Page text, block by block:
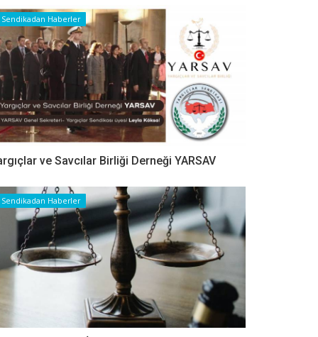
Sendikadan Haberler
ve Savcılar Birliği Derneği YARSAV
Sendikadan Haberler